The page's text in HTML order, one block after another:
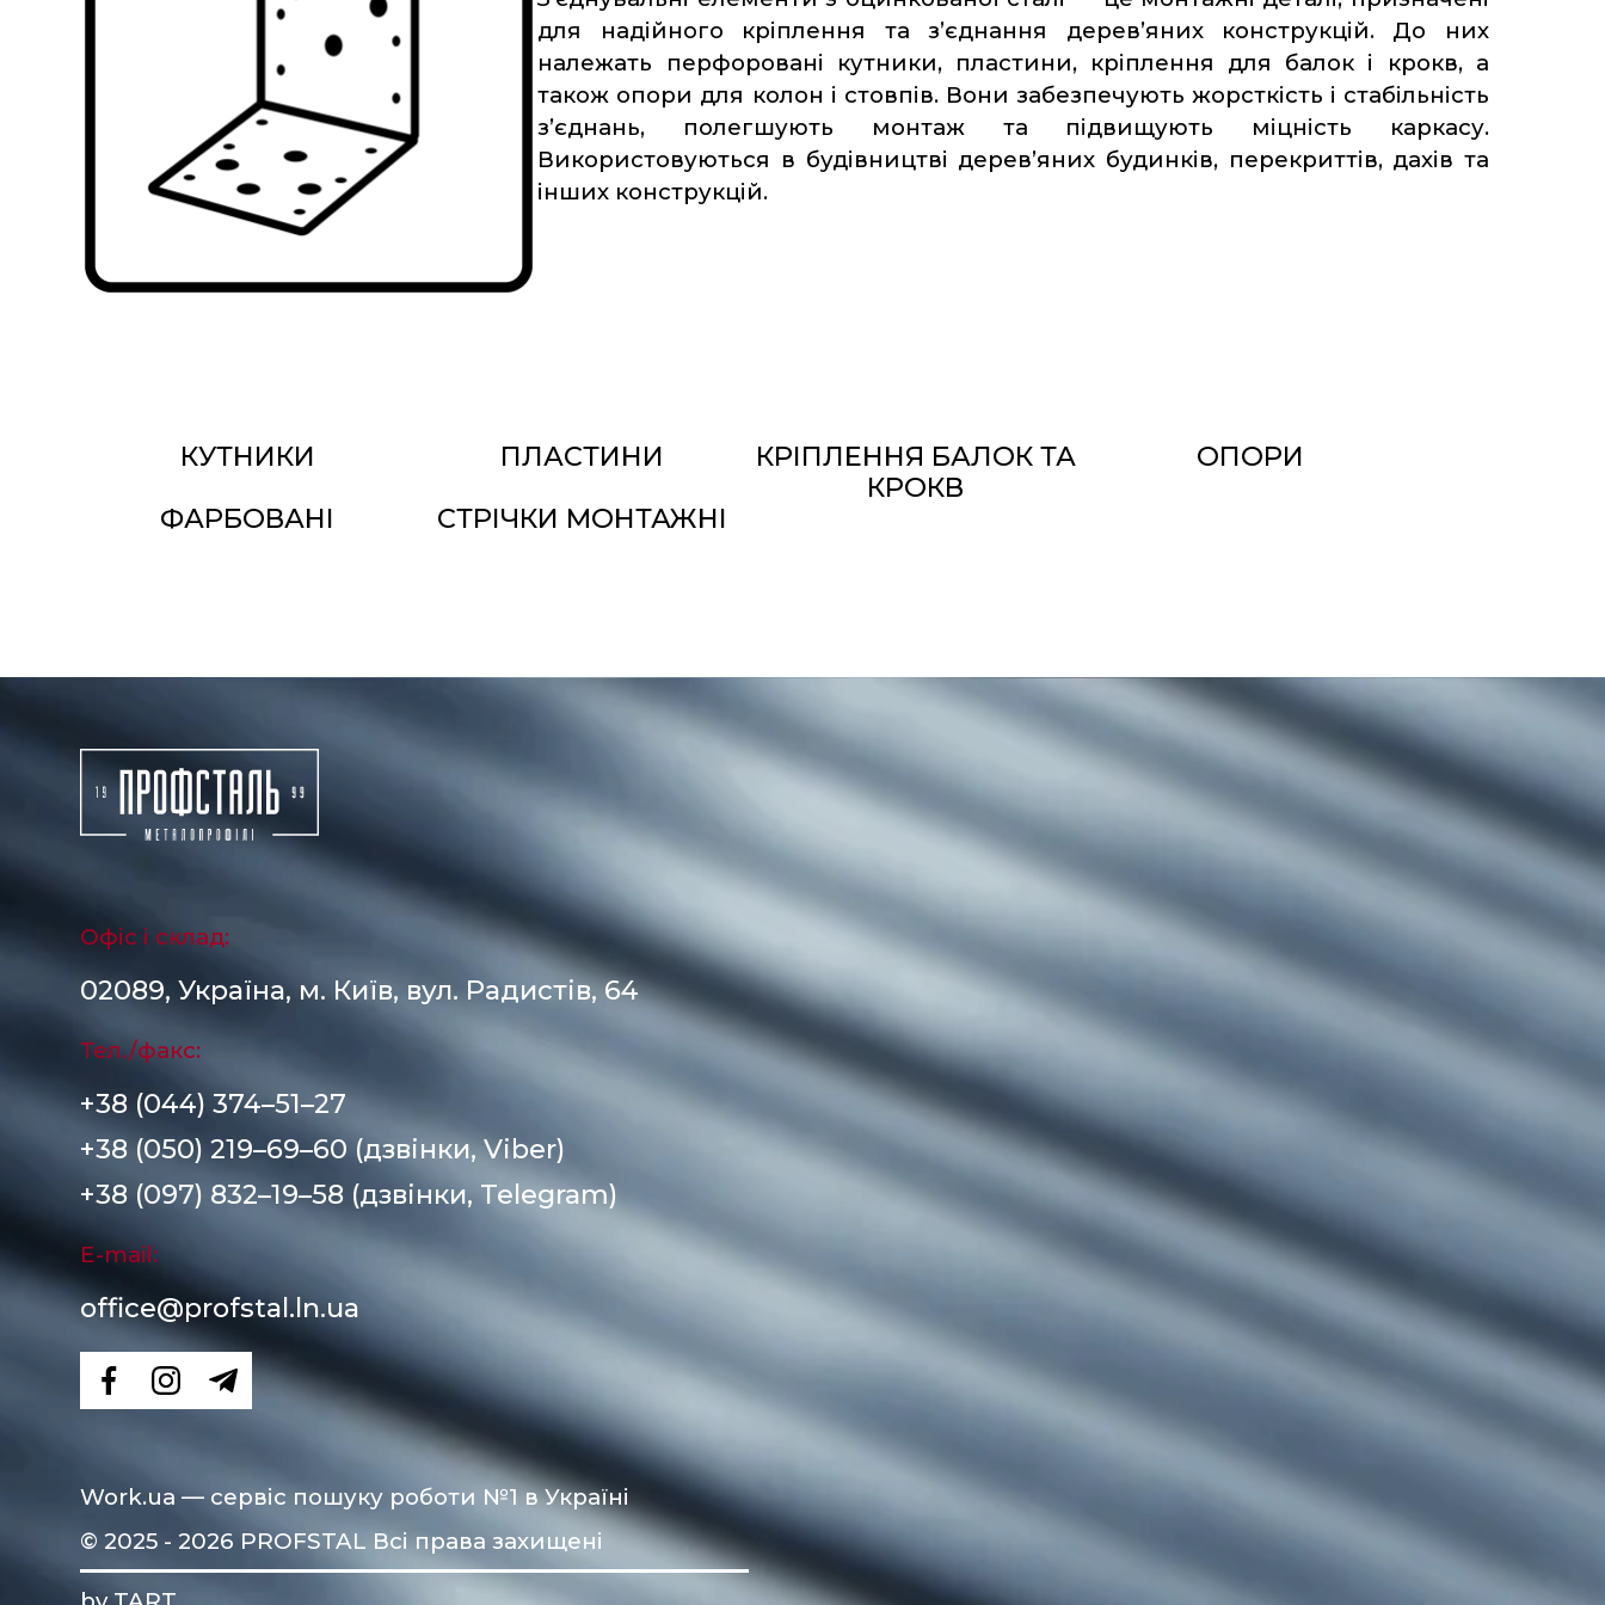
для надійного кріплення та з’єднання дерев’яних конструкцій. До них
належать перфоровані кутники, пластини, кріплення для балок і крокв, а
також опори для колон і стовпів. Вони забезпечують жорсткість і стабільність
з’єднань, полегшують монтаж та підвищують міцність каркасу.
Використовуються в будівництві дерев’яних будинків, перекриттів, дахів та
інших конструкцій.
КУТНИКИ ПЛАСТИНИ
КРІПЛЕННЯ БАЛОК ТА
КРОКВ
ОПОРИ
ФАРБОВАНІ
СТРІЧКИ МОНТАЖНІ
Офіс і склад:
02089, Україна, м. Київ, вул. Радистів, 64
Тел./факс:
+38 (044) 374–51–27
+38 (050) 219–69–60 (дзвінки, Viber)
+38 (097) 832–19–58 (дзвінки, Telegram)
E-mail:
office@profstal.ln.ua
Work.ua — сервіс пошуку роботи №1 в Україні
© 2025 - 2026 PROFSTAL Всі права захищені